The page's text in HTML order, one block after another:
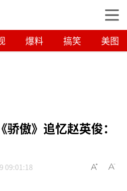
爆料 搞笑 美图
傲》追忆赵英俊：
09:01:18